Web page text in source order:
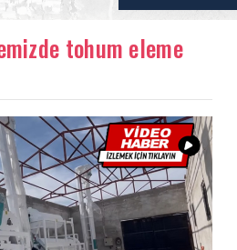
tohum eleme